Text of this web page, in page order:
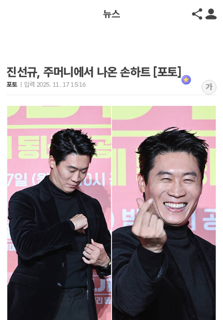
뉴스
진선규, 주머니에서 나온 손하트 [포토]
포토 입력 2025. 11. 17 15:16 가